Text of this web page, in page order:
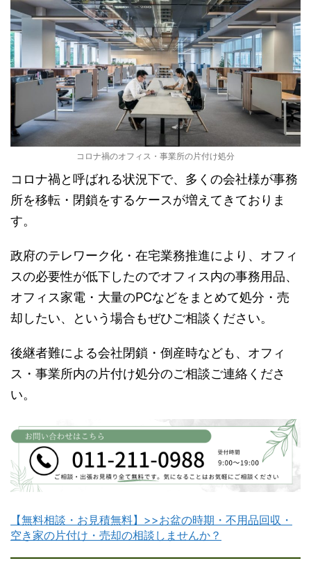
コロナ禍のオフィス・事業所の片付け処分
コロナ禍と呼ばれる状況下で、多くの会社様が事務
所を移転・閉鎖をするケースが増えてきておりま
す。
政府のテレワーク化・在宅業務推進により、オフィ
スの必要性が低下したのでオフィス内の事務用品、
オフィス家電・大量のPCなどをまとめて処分・売
却したい、という場合もぜひご相談ください。
後継者難による会社閉鎖・倒産時なども、オフィ
ス・事業所内の片付け処分のご相談ご連絡くださ
い。
【無料相談・お見積無料】>>お盆の時期・不用品回収・
空き家の片付け・売却の相談しませんか？